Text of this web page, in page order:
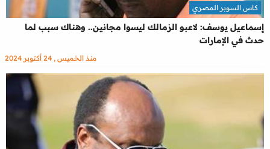
إٍسماعيل يوسف: لاعبو الزمالك ليسوا مجانين.. وهناك سبب لما
حدث في الإمارات
كاس السوبر المصري
منذ الخميس , 24 أكتوبر 2024